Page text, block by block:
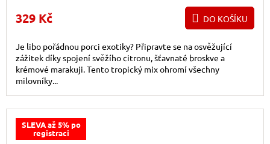
329 Kč DO KOŠÍKU
Je libo pořádnou porci exotiky? Připravte se na osvěžující
zážitek díky spojení svěžího citronu, šťavnaté broskve a
krémové marakuji. Tento tropický mix ohromí všechny
milovníky...
SLEVA až 5% po
registraci